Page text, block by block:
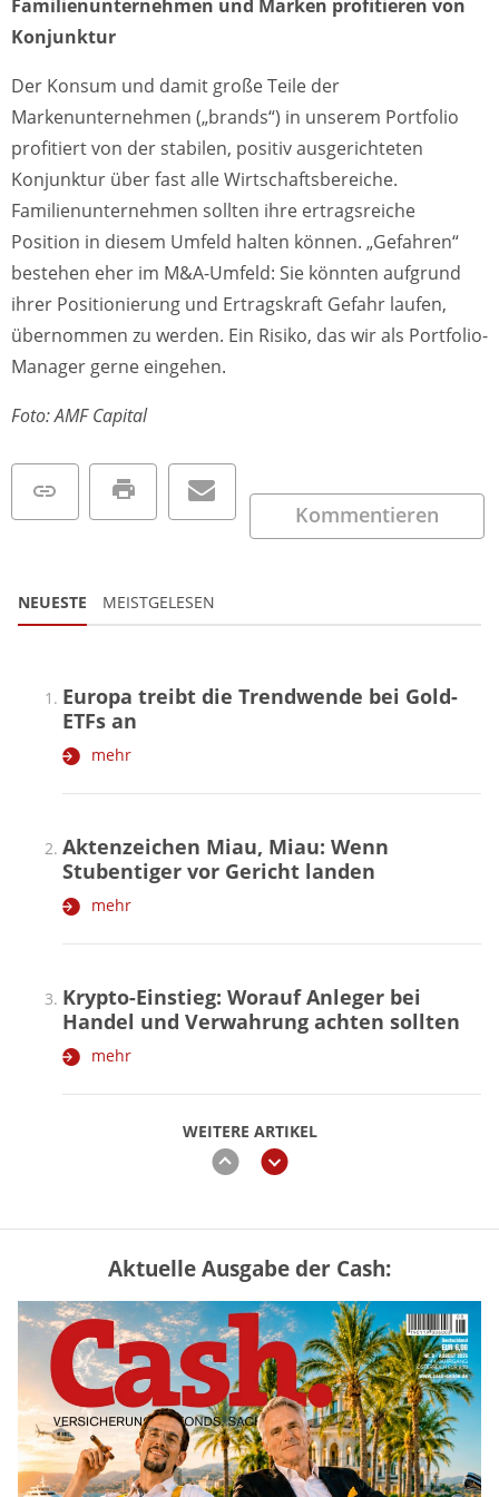
Familienunternehmen und Marken profitieren von
Konjunktur
Der Konsum und damit große Teile der
Markenunternehmen („brands“) in unserem Portfolio
profitiert von der stabilen, positiv ausgerichteten
Konjunktur über fast alle Wirtschaftsbereiche.
Familienunternehmen sollten ihre ertragsreiche
Position in diesem Umfeld halten können. „Gefahren“
bestehen eher im M&A-Umfeld: Sie könnten aufgrund
ihrer Positionierung und Ertragskraft Gefahr laufen,
übernommen zu werden. Ein Risiko, das wir als Portfolio-
Manager gerne eingehen.
Foto: AMF Capital
Kommentieren
NEUESTE MEISTGELESEN
WEITERE ARTIKEL
zurückweiter
Europa treibt die Trendwende bei Gold-
ETFs an
mehr
Aktenzeichen Miau, Miau: Wenn
Stubentiger vor Gericht landen
mehr
Krypto-Einstieg: Worauf Anleger bei
Handel und Verwahrung achten sollten
mehr
Vermieter-Zutritt: Wann Mieter
die Wohnung öffnen müssen
mehr
Goldpreis erreicht Sieben-Wochen-
Hoch nach schwachen US-Jobdaten
mehr
Aktuelle Ausgabe der Cash: